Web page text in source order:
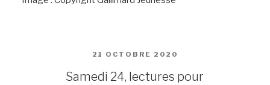
PUBLIÉ
21 OCTOBRE 2020
Samedi 24, lectures pour